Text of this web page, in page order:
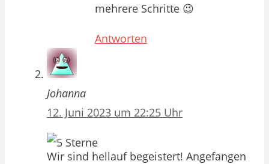
mehrere Schritte 😉
Antworten
Johanna
12. Juni 2023 um 22:25 Uhr
Wir sind hellauf begeistert! Angefangen